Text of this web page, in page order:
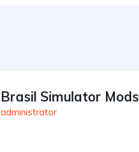
Brasil Simulator Mods
administrator